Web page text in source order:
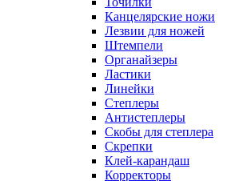
Канцелярские ножи
Лезвии для ножей
Штемпели
Органайзеры
Ластики
Линейки
Степлеры
Антистеплеры
Скобы для степлера
Скрепки
Клей-карандаш
Корректоры